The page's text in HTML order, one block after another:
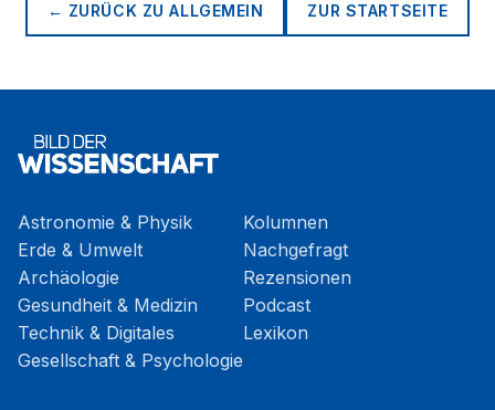
← ZURÜCK ZUALLGEMEIN ZUR STARTSEITE
Astronomie & Physik
Erde & Umwelt
Archäologie
Gesundheit & Medizin
Technik & Digitales
Gesellschaft & Psychologie
Kolumnen
Nachgefragt
Rezensionen
Podcast
Lexikon